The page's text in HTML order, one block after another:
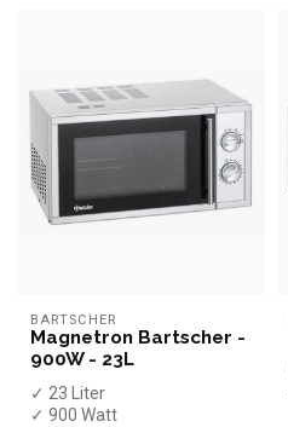
BARTSCHER
Magnetron Bartscher -
900W - 23L
✓ 23 Liter
✓ 900 Watt